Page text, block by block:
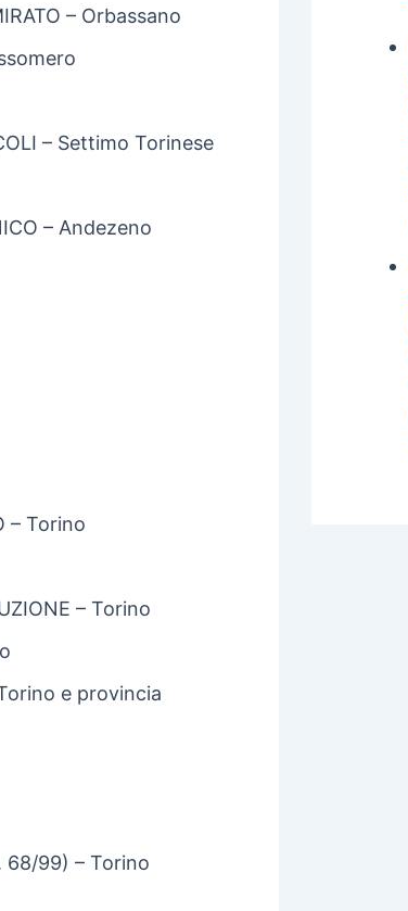
– Orbassano
– Settimo Torinese
– Andezeno
– Torino
– Torino
e provincia
68/99) – Torino